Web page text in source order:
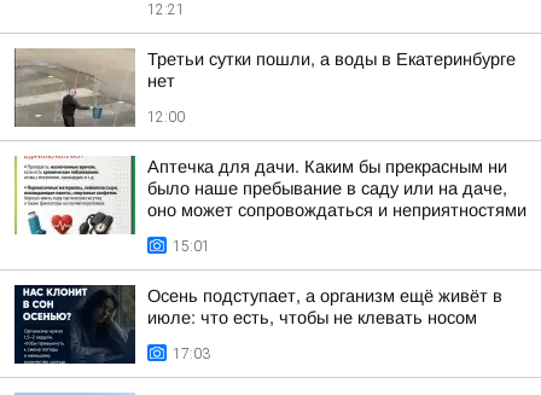
12:21
Третьи сутки пошли, а воды в Екатеринбурге
нет
12:00
Аптечка для дачи. Каким бы прекрасным ни
было наше пребывание в саду или на даче,
оно может сопровождаться и неприятностями
15:01
Осень подступает, а организм ещё живёт в
июле: что есть, чтобы не клевать носом
17:03